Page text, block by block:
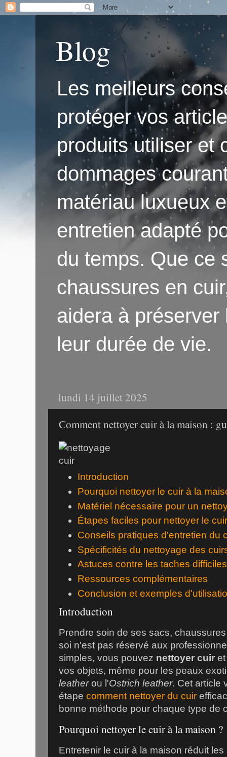
Blog
Les meilleurs
protéger vos
produits utiliser et
dommages
matériau luxueux
entretien adapté
du temps. Que ce
chaussures en
aidera à
leur durée de vie.
lundi 14 juillet 2025
Comment nettoyer cuir à la maison :
Introduction
Pourquoi nettoyer le cuir à la
Matériel nécessaire pour un
Étapes faciles pour nettoyer le
Conseils pratiques d'entretien du
Spécificités du nettoyage des
Astuces contre les taches
Ressources complémentaires
Conclusion et exemples
Introduction
Prendre soin de ses sacs,
soi n'est pas réservé aux
simples, vous pouvez nettoyer cuir
vos objets, même pour les peaux
leatherou l'Ostrich leather. Cet article
étape comment nettoyer du cuir
bonne méthode pour chaque type de
Pourquoi nettoyer le cuir à la maison ?
Entretenir le cuir à la maison réduit